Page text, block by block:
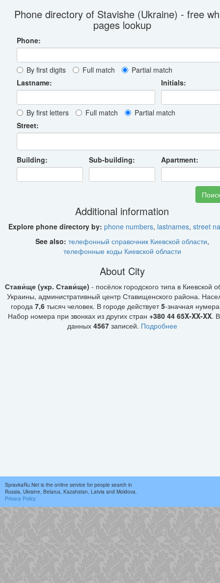
Phone directory of Stavishe (Ukraine) - free
pages lookup
Phone:
By first digits Full match
Partial match
Lastname:
Initials:
By first letters Full match
Partial match
Street:
Building: Sub-building: Apartment:
Additional information
Explore phone directory by: phone numbers, lastnames, street
See also: телефонный справочник Киевской области,
телефонные коды Киевской области
About City
Стави́ще (укр. Стави́ще) - посёлок городского типа в Киевской
Украины, административный центр Ставищенского района.
города 7,6 тысяч человек. В городе действует5-значная
Набор номера при звонках из других стран +380 44 65X-XX-XX.
данных 4567записей. Подробнее
SpravkaRu.Net is the online service for people search in
Russia, Ukraine, Belarus, Kazahstan, Latvia and Moldova.
Privacy Policy